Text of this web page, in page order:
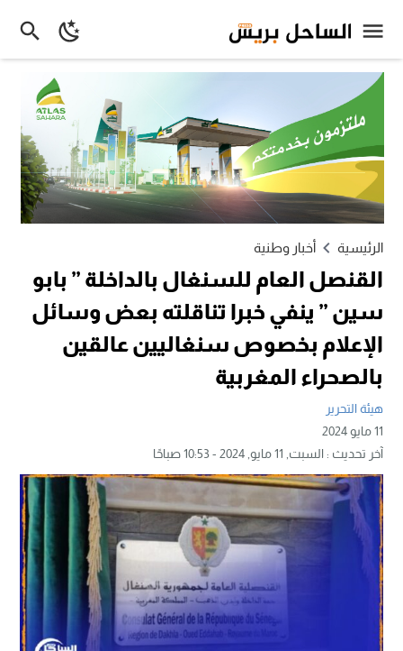
الرئيسية أخبار وطنية
القنصل العام للسنغال بالداخلة ” بابو
سين ” ينفي خبرا تناقلته بعض وسائل
الإعلام بخصوص سنغاليين عالقين
بالصحراء المغربية
هيئة التحرير
11 مايو 2024
آخر تحديث :السبت, 11 مايو, 2024 - 10:53 صباحًا